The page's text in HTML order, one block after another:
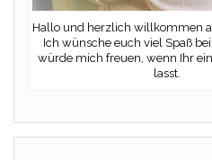
Hallo und herzlich willkommen
Ich wünsche euch viel Spaß
würde mich freuen, wenn Ihr
lasst.